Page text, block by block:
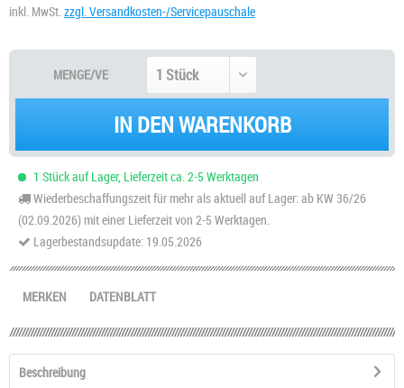
inkl. MwSt. zzgl. Versandkosten-/Servicepauschale
MENGE/VE
IN DEN WARENKORB
1 Stück auf Lager, Lieferzeit ca. 2-5 Werktagen
Wiederbeschaffungszeit für mehr als aktuell auf Lager: ab KW 36/26
(02.09.2026) mit einer Lieferzeit von 2-5 Werktagen.
Lagerbestandsupdate: 19.05.2026
DATENBLATT
MERKEN
Beschreibung